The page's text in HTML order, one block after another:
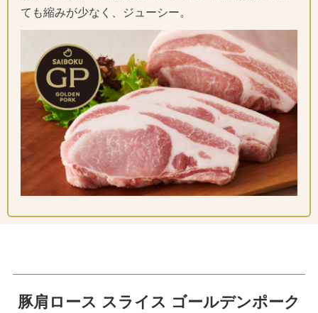
ても縮みが少なく、ジューシー。
豚肩ロース スライス ゴールデンポーク